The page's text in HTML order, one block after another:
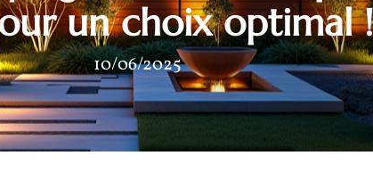
un choix optimal !
10/06/2025